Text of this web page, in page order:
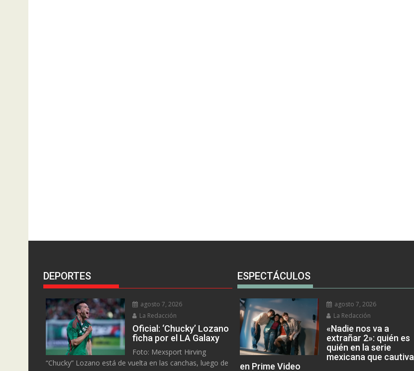
DEPORTES
agosto 7, 2026
La Redacción
Oficial: ‘Chucky’ Lozano
ficha por el LA Galaxy
Foto: Mexsport Hirving
“Chucky” Lozano está de vuelta en las canchas, luego de
ESPECTÁCULOS
agosto 7, 2026
La Redacción
«Nadie nos va a
extrañar 2»: quién es
quién en la serie
mexicana que cautiva
en Prime Video